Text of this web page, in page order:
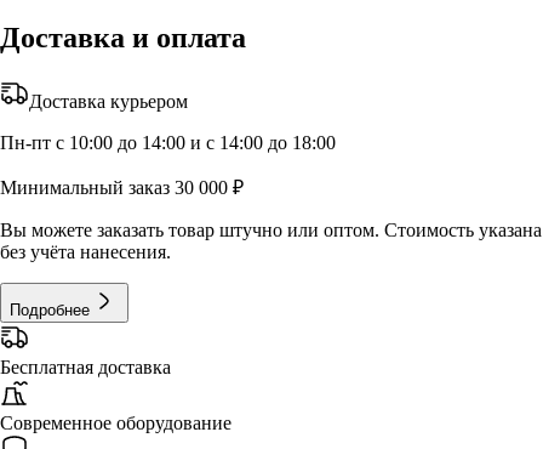
Доставка и оплата
Доставка курьером
Пн-пт с 10:00 до 14:00 и с 14:00 до 18:00
Минимальный заказ 30 000 ₽
Вы можете заказать товар штучно или оптом. Стоимость указана
без учёта нанесения.
Подробнее
Бесплатная доставка
Современное оборудование